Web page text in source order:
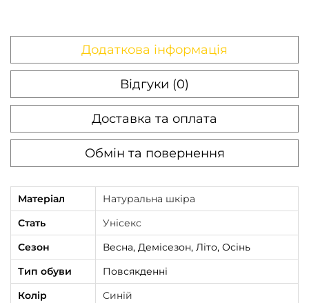
Додаткова інформація
Відгуки (0)
Доставка та оплата
Обмін та повернення
Матеріал
Натуральна шкіра
Стать
Унісекс
Сезон
Весна, Демісезон, Літо, Осінь
Тип обуви
Повсякденні
Колір
Синій